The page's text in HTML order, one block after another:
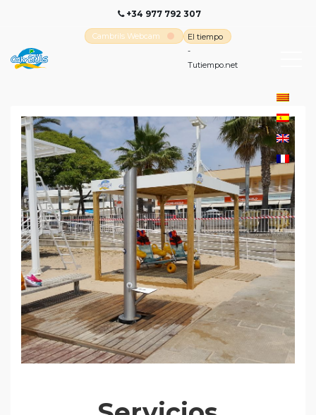
+34 977 792 307
Cambrils Webcam
El tiempo
-
Tutiempo.net